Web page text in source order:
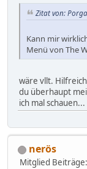
Zitat von:
Kann mir
Menü von The
wäre vllt.
du überhaupt
ich mal schauen...
nerös
Mitglied